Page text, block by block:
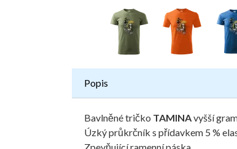
Popis
Bavlněné tričko TAMINAvyšší
Úzký průkrčník s přídavkem 5 %